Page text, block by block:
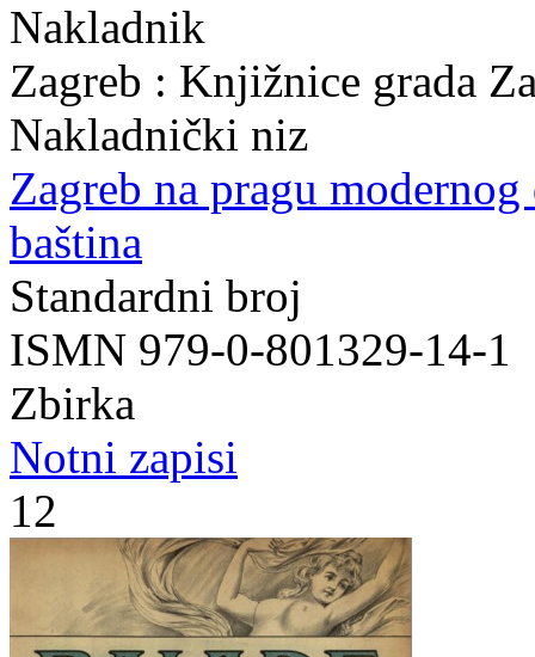
Nakladnik
Zagreb : Knjižnice grada
Nakladnički niz
Zagreb na pragu modernog
baština
Standardni broj
ISMN 979-0-801329-14-1
Zbirka
Notni zapisi
12